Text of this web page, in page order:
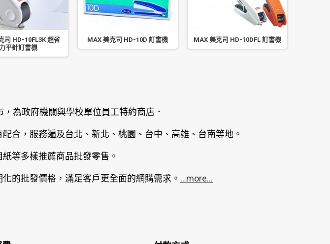
司 HD-10FL3K 超省
力平針訂書機
MAX 美克司 HD-10D 訂書機 MAX 美克司 HD-10DFL 訂書機
為政府機關與學校單位員工特約商店．
合，服務遍及台北、新北、桃園、台中、高雄、台南等地。
等多樣推薦商品批發零售。
的批發價格，滿足客戶更全面的網購需求。 ...more...